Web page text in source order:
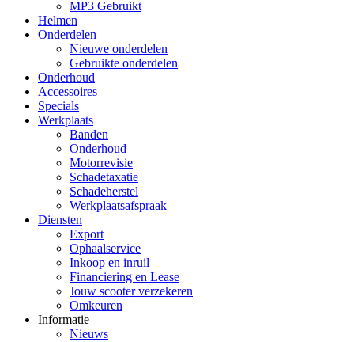
MP3 Gebruikt
Helmen
Onderdelen
Nieuwe onderdelen
Gebruikte onderdelen
Onderhoud
Accessoires
Specials
Werkplaats
Banden
Onderhoud
Motorrevisie
Schadetaxatie
Schadeherstel
Werkplaatsafspraak
Diensten
Export
Ophaalservice
Inkoop en inruil
Financiering en Lease
Jouw scooter verzekeren
Omkeuren
Informatie
Nieuws